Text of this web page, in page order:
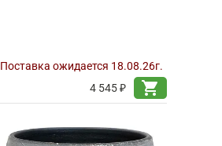
Поставка ожидается 18.08.26г.
4 545 ₽
shopping_cart